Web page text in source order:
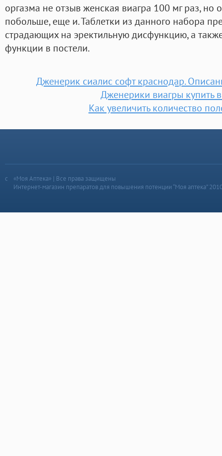
оргазма не отзыв женская виагра 100 мг раз, но
побольше, еще и. Таблетки из данного набора
страдающих на эректильную дисфункцию, а
функции в постели.
Дженерик сиалис софт краснодар.
Дженерики виагры купить в
Как увеличить количество
«Моя Аптека» | Все права защищены
Интернет-магазин препаратов для повышения потенции “Моя аптека”